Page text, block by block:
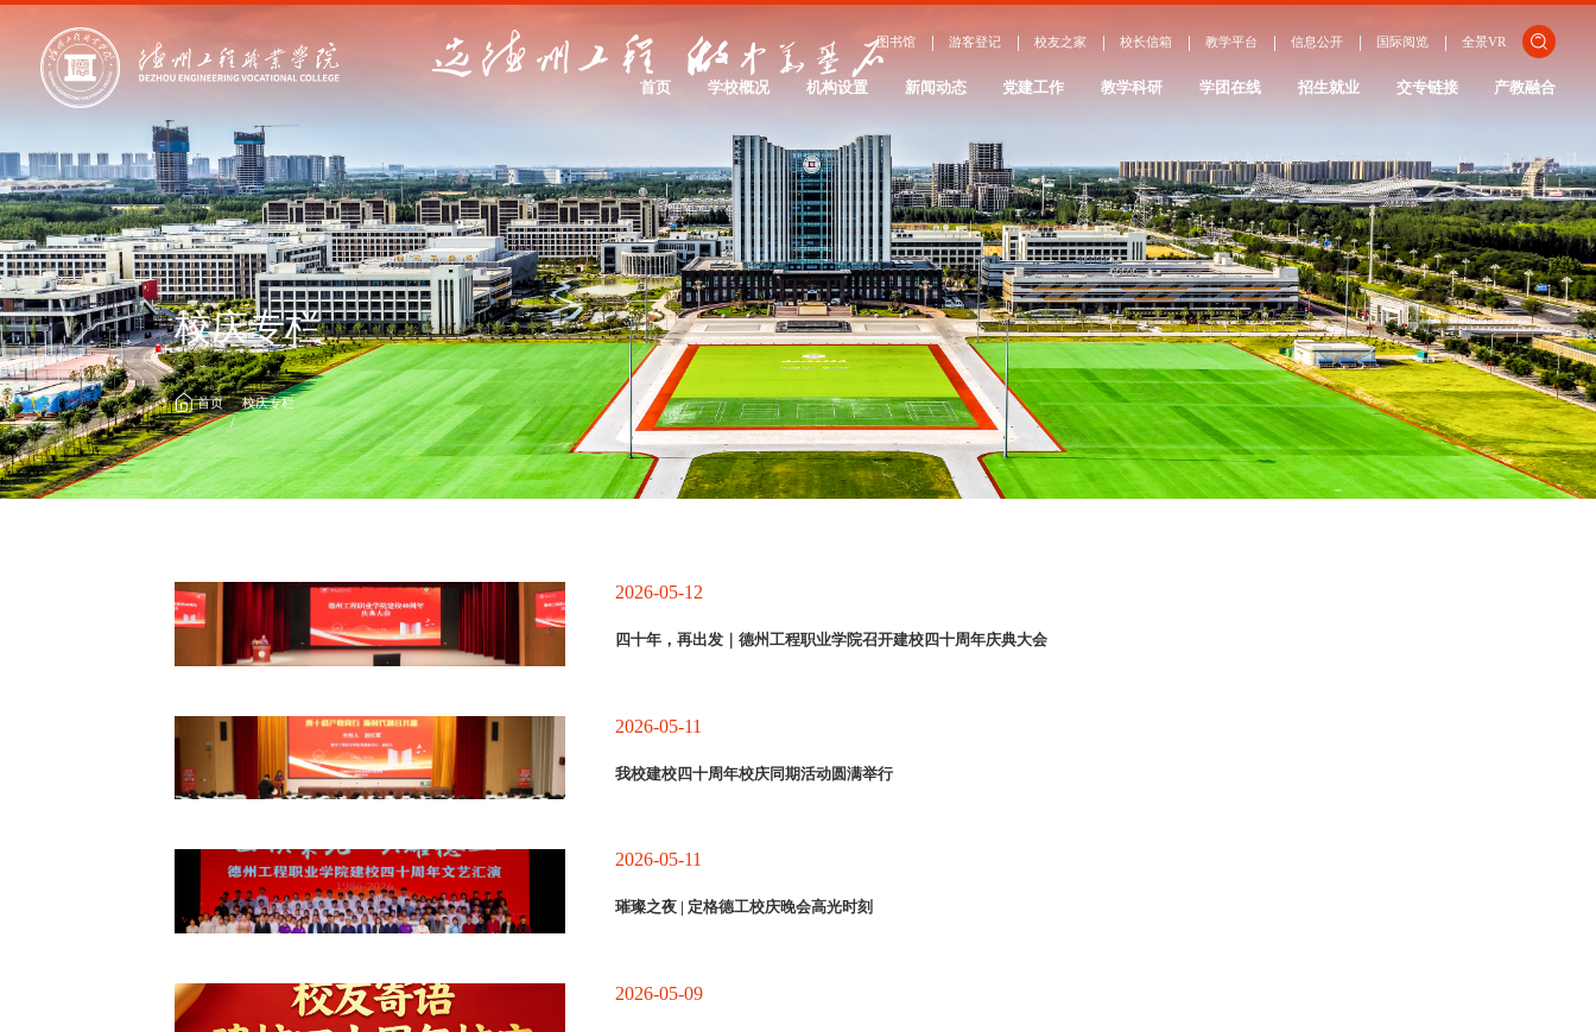
图书馆 游客登记 校友之家 校长信箱 教学平台 信息公开 国际阅览 全景VR
首页 学校概况
办学理念
院系介绍
大事记
校园景观
机构设置
服务管理
新闻动态 党建工作 教学科研 学团在线 招生就业 交专链接 产教融合
校庆专栏
首页 校庆专栏
2026-05-12
四十年，再出发｜德州工程职业学院召开建校四十周年庆典大会
2026-05-11
我校建校四十周年校庆同期活动圆满举行
2026-05-11
璀璨之夜 | 定格德工校庆晚会高光时刻
2026-05-09